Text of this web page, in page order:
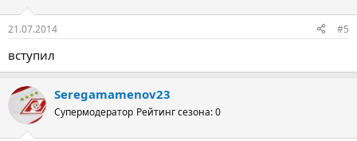
21.07.2014 #5
вступил
Seregamamenov23
Супермодератор Рейтинг сезона: 0